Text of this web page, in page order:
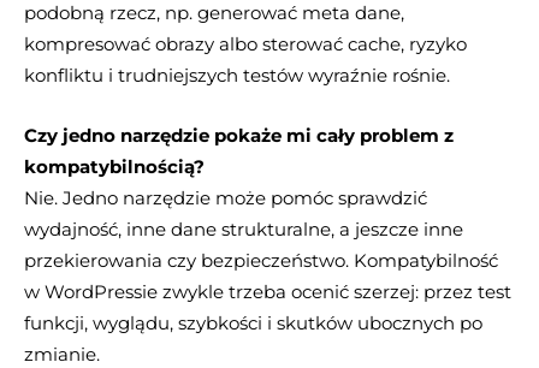
podobną rzecz, np. generować meta dane,
kompresować obrazy albo sterować cache, ryzyko
konfliktu i trudniejszych testów wyraźnie rośnie.
Czy jedno narzędzie pokaże mi cały problem z
kompatybilnością?
Nie. Jedno narzędzie może pomóc sprawdzić
wydajność, inne dane strukturalne, a jeszcze inne
przekierowania czy bezpieczeństwo. Kompatybilność
w WordPressie zwykle trzeba ocenić szerzej: przez test
funkcji, wyglądu, szybkości i skutków ubocznych po
zmianie.